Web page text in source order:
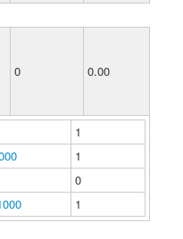
0 0.00
1
1
0
1